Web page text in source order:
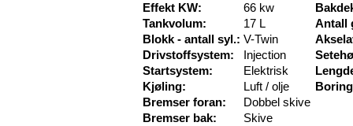
Effekt KW:
66 kw
Tankvolum:
17 L
Blokk - antall syl.: V-Twin
Drivstoffsystem:
Injection
Startsystem:
Elektrisk
Kjøling:
Luft / olje
Bremser foran:
Dobbel skive
Bremser bak:
Skive
Antall